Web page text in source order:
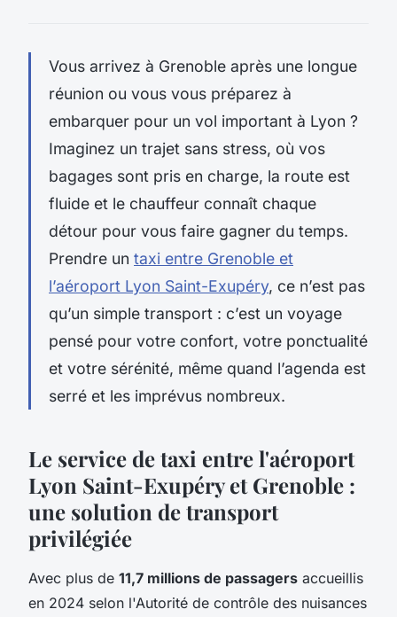
Vous arrivez à Grenoble après une longue
réunion ou vous vous préparez à
embarquer pour un vol important à Lyon ?
Imaginez un trajet sans stress, où vos
bagages sont pris en charge, la route est
fluide et le chauffeur connaît chaque
détour pour vous faire gagner du temps.
Prendre un taxi entre Grenoble et
l’aéroport Lyon Saint-Exupéry, ce n’est pas
qu’un simple transport : c’est un voyage
pensé pour votre confort, votre ponctualité
et votre sérénité, même quand l’agenda est
serré et les imprévus nombreux.
Le service de taxi entre l'aéroport
Lyon Saint-Exupéry et Grenoble :
une solution de transport
privilégiée
Avec plus de 11,7 millions de passagers accueillis
en 2024 selon l'Autorité de contrôle des nuisances